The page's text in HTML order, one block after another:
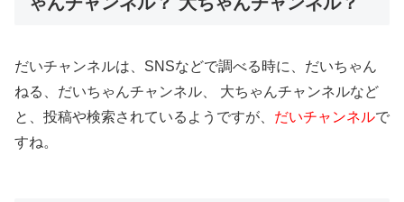
だいチャンネルは、SNSなどで調べる時に、だいちゃん
ねる、だいちゃんチャンネル、 大ちゃんチャンネルなど
と、投稿や検索されているようですが、 だいチャンネルで
すね。